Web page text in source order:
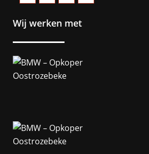
Wij werken met